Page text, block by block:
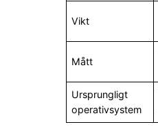
Vikt
Mått
Ursprungligt
operativsystem